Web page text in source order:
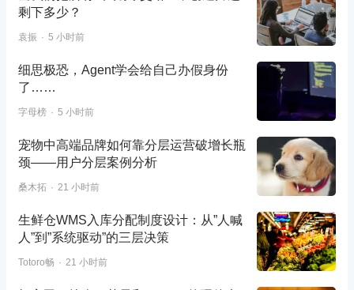
剩下多少？
袁振 5 小时前
细思极恐，Agent学会给自己办假身份
了……
字母榜 5 小时前
宠物中高端品牌如何靠分层运营破增长瓶
颈——用户分层案例分析
桑木拓 21 小时前
生鲜仓WMS入库分配制度设计：从”人喊
人”到”系统驱动”的三层决策
Totoro畅 21 小时前